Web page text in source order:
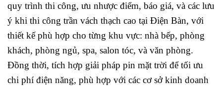
quy trình thi công, ưu nhược điểm, báo giá, và các lưu
ý khi thi công trần vách thạch cao tại Điện Bàn, với
thiết kế phù hợp cho từng khu vực: nhà bếp, phòng
khách, phòng ngủ, spa, salon tóc, và văn phòng.
Đồng thời, tích hợp giải pháp pin mặt trời để tối ưu
chi phí điện năng, phù hợp với các cơ sở kinh doanh